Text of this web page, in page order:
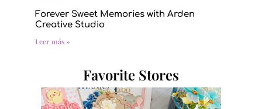
Forever Sweet Memories with Arden
Creative Studio
Leer más »
Favorite Stores